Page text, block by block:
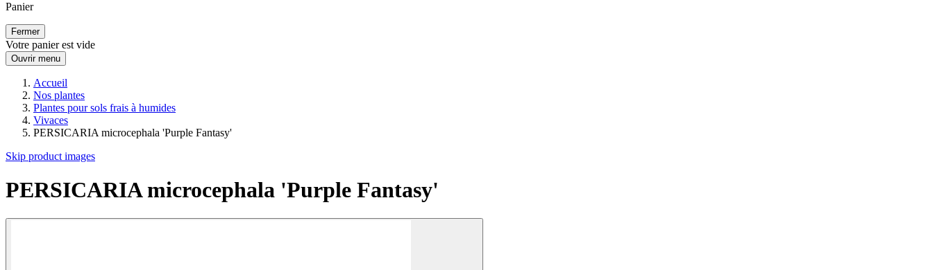
Panier
Fermer
Votre panier est vide
Ouvrir menu
Accueil
Nos plantes
Plantes pour sols frais à humides
Vivaces
PERSICARIA microcephala 'Purple Fantasy'
Skip product images
PERSICARIA microcephala 'Purple Fantasy'